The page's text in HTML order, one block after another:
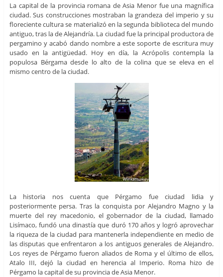
La capital de la provincia romana de Asia Menor fue una magnífica
ciudad. Sus construcciones mostraban la grandeza del imperio y su
floreciente cultura se materializó en la segunda biblioteca del mundo
antiguo, tras la de Alejandría. La ciudad fue la principal productora de
pergamino y acabó dando nombre a este soporte de escritura muy
usado en la antigüedad. Hoy en día, la Acrópolis contempla la
populosa Bérgama desde lo alto de la colina que se eleva en el
mismo centro de la ciudad.
La historia nos cuenta que Pérgamo fue ciudad lidia y
posteriormente persa. Tras la conquista por Alejandro Magno y la
muerte del rey macedonio, el gobernador de la ciudad, llamado
Lisímaco, fundó una dinastía que duró 170 años y logró aprovechar
la riqueza de la ciudad para mantenerla independiente en medio de
las disputas que enfrentaron a los antiguos generales de Alejandro.
Los reyes de Pérgamo fueron aliados de Roma y el último de ellos,
Atalo III, dejó la ciudad en herencia al Imperio. Roma hizo de
Pérgamo la capital de su provincia de Asia Menor.